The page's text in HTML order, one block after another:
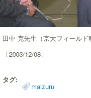
田中 克先生（京大フィール
〔2003/12/08〕
タグ:
maizuru